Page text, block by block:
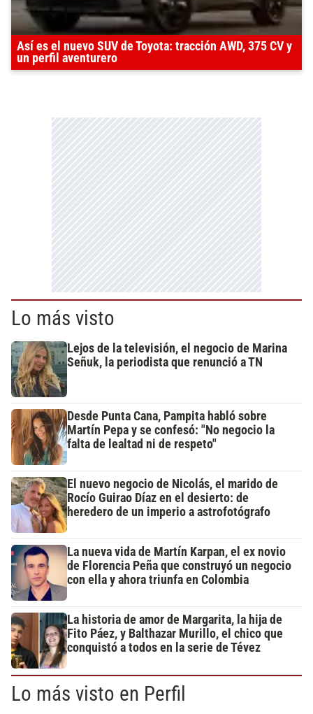
Así es el nuevo SUV de Toyota: tracción AWD, 375 CV y
un perfil aventurero
Lo más visto
Lejos de la televisión, el negocio de Marina
Señuk, la periodista que renunció a TN
Desde Punta Cana, Pampita habló sobre
Martín Pepa y se confesó: "No negocio la
falta de lealtad ni de respeto"
El nuevo negocio de Nicolás, el marido de
Rocío Guirao Díaz en el desierto: de
heredero de un imperio a astrofotógrafo
La nueva vida de Martín Karpan, el ex novio
de Florencia Peña que construyó un negocio
con ella y ahora triunfa en Colombia
La historia de amor de Margarita, la hija de
Fito Páez, y Balthazar Murillo, el chico que
conquistó a todos en la serie de Tévez
Lo más visto en Perfil